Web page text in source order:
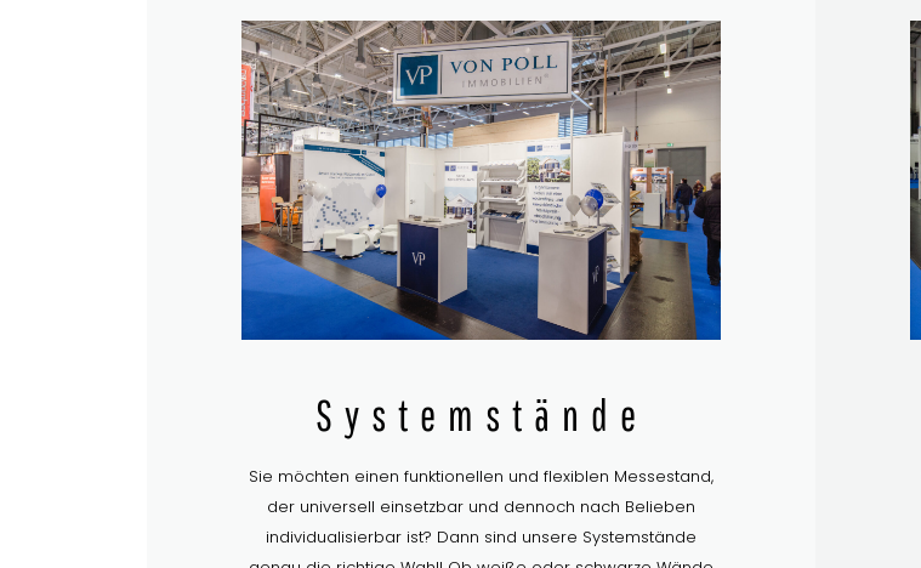
Systemstände
Sie möchten einen funktionellen und flexiblen Messestand,
der universell einsetzbar und dennoch nach Belieben
individualisierbar ist? Dann sind unsere Systemstände